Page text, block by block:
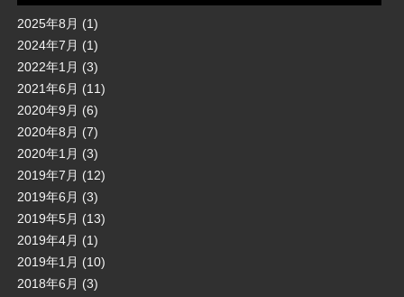
2025年8月 (1)
2024年7月 (1)
2022年1月 (3)
2021年6月 (11)
2020年9月 (6)
2020年8月 (7)
2020年1月 (3)
2019年7月 (12)
2019年6月 (3)
2019年5月 (13)
2019年4月 (1)
2019年1月 (10)
2018年6月 (3)